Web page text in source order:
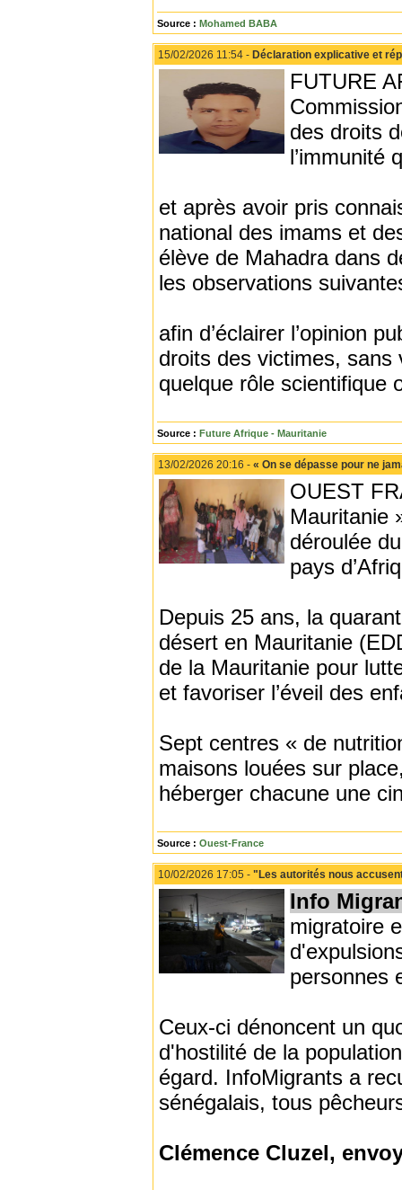
Source : Mohamed BABA
15/02/2026 11:54 - Déclaration explicative et
FUTURE
des droits
l’immunité
et après avoir pris
national des imams et
élève de Mahadra dans
les observations
afin d’éclairer l’opinion
droits des victimes, sans
quelque rôle scientifique
Source : Future Afrique - Mauritanie
13/02/2026 20:16 - « On se dépasse pour ne
OUEST
Mauritanie
déroulée
pays
Depuis 25 ans, la
désert en Mauritanie
de la Mauritanie pour
et favoriser l’éveil des
Sept centres « de
maisons louées sur
héberger chacune une
Source : Ouest-France
10/02/2026 17:05 - "Les autorités nous
Info
migratoire
personnes
Ceux-ci dénoncent un
d'hostilité de la
égard. InfoMigrants a
sénégalais, tous
Clémence Cluzel,